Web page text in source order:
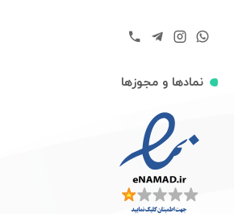
نمادها و مجوزها